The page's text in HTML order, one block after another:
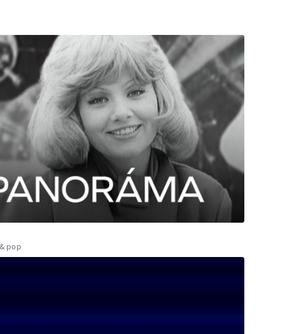
pop